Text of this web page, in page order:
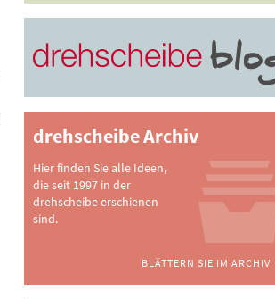
drehscheibe Archiv
Hier finden Sie alle Ideen,
die seit 1997 in der
drehscheibe erschienen
sind.
BLÄTTERN SIE IM ARCHIV